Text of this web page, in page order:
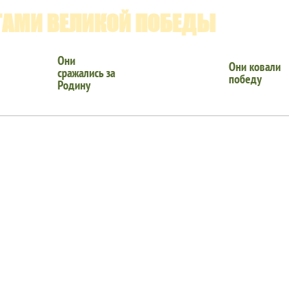
ВЕЛИКОЙ ПОБЕДЫ
Они
сражались за
Родину
Они ковали
победу